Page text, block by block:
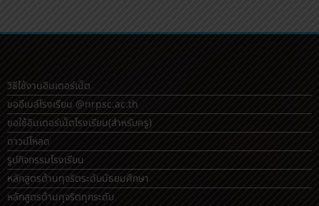
วิธีใช้งานอินเตอร์เน็ต
ขออีเมล์โรงเรียน @nrpsc.ac.th
ขอใช้อินเตอร์เน็ตโรงเรียน(สำหรับครู)
ดาวน์โหลด
รูปกิจกรรมโรงเรียน
หลักสูตรต้านทุจริตระดับมัธยมศึกษา
หลักสูตรต้านทุจริตทุกระดับ